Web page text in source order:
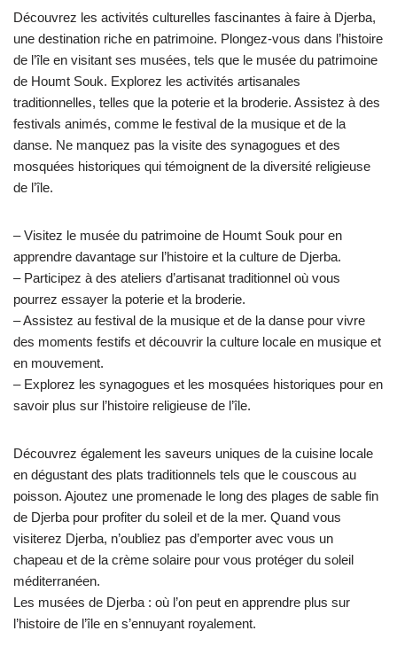
Découvrez les activités culturelles fascinantes à faire à Djerba,
une destination riche en patrimoine. Plongez-vous dans l’histoire
de l’île en visitant ses musées, tels que le musée du patrimoine
de Houmt Souk. Explorez les activités artisanales
traditionnelles, telles que la poterie et la broderie. Assistez à des
festivals animés, comme le festival de la musique et de la
danse. Ne manquez pas la visite des synagogues et des
mosquées historiques qui témoignent de la diversité religieuse
de l’île.
– Visitez le musée du patrimoine de Houmt Souk pour en
apprendre davantage sur l’histoire et la culture de Djerba.
– Participez à des ateliers d’artisanat traditionnel où vous
pourrez essayer la poterie et la broderie.
– Assistez au festival de la musique et de la danse pour vivre
des moments festifs et découvrir la culture locale en musique et
en mouvement.
– Explorez les synagogues et les mosquées historiques pour en
savoir plus sur l’histoire religieuse de l’île.
Découvrez également les saveurs uniques de la cuisine locale
en dégustant des plats traditionnels tels que le couscous au
poisson. Ajoutez une promenade le long des plages de sable fin
de Djerba pour profiter du soleil et de la mer. Quand vous
visiterez Djerba, n’oubliez pas d’emporter avec vous un
chapeau et de la crème solaire pour vous protéger du soleil
méditerranéen.
Les musées de Djerba : où l’on peut en apprendre plus sur
l’histoire de l’île en s’ennuyant royalement.